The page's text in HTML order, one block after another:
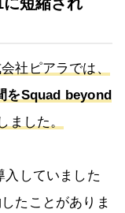
短縮され
社ピアラでは、
をSquad beyond
ました。
入していました
たことがありま